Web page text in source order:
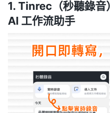
1. Tinrec（秒聽錄音
AI 工作流助手